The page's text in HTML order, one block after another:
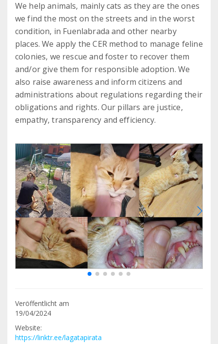
We help animals, mainly cats as they are the ones
we find the most on the streets and in the worst
condition, in Fuenlabrada and other nearby
places. We apply the CER method to manage feline
colonies, we rescue and foster to recover them
and/or give them for responsible adoption. We
also raise awareness and inform citizens and
administrations about regulations regarding their
obligations and rights. Our pillars are justice,
empathy, transparency and efficiency.
Veröffentlicht am
19/04/2024
Website:
https://linktr.ee/lagatapirata